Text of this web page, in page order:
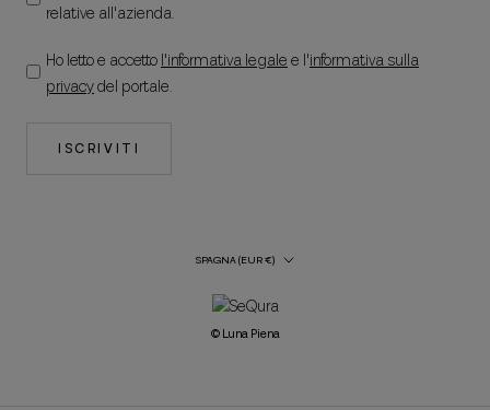
relative all'azienda.
Ho letto e accettol'informativa legalee l'informativa sulla
privacydel portale.
ISCRIVITI
Paese/regione
SPAGNA (EUR €)
© Luna Piena